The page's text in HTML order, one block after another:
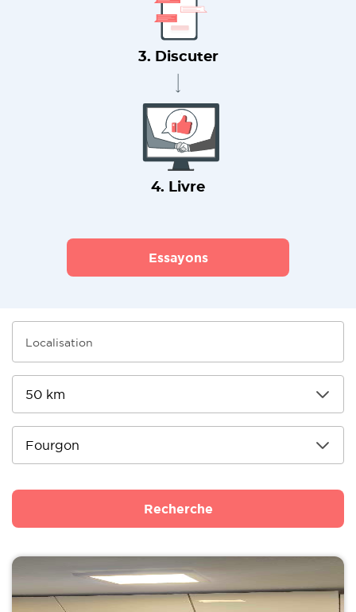
3. Discuter
4. Livre
Essayons
Recherche